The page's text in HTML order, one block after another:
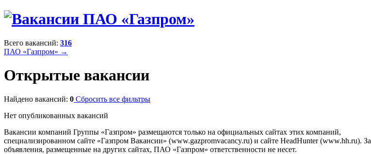
Всего вакансий: 316
ПАО «Газпром» →
Открытые вакансии
Найдено вакансий: 0 Сбросить все фильтры
Нет опубликованных вакансий
Вакансии компаний Группы «Газпром» размещаются только на официальных сайтах этих компаний,
специализированном сайте «Газпром Вакансии» (www.gazpromvacancy.ru) и сайте HeadHunter (www.hh.ru). За
объявления, размещенные на других сайтах, ПАО «Газпром» ответственности не несет.